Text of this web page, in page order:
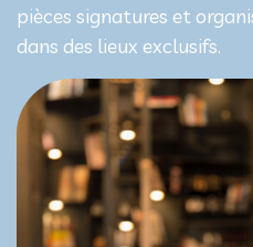
pièces signatures et
dans des lieux exclusifs.